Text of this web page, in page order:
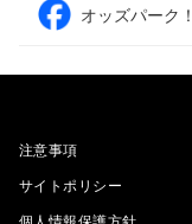
オッズパーク
注意事項
サイトポリシー